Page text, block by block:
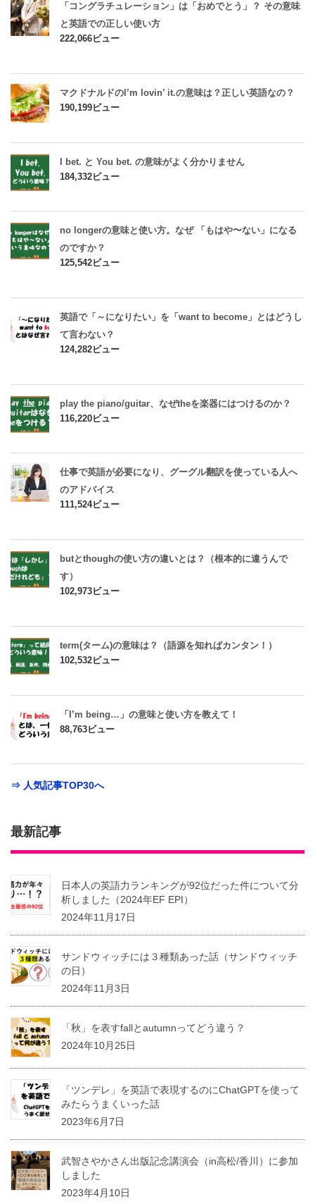
「コングラチュレーション」は「おめでとう」？ その意味
と英語での正しい使い方
222,066ビュー
マクドナルドのI’m lovin’ it.の意味は？正しい英語なの？
190,199ビュー
I bet. と You bet. の意味がよく分かりません
184,332ビュー
no longerの意味と使い方。なぜ 「もはや〜ない」になる
のですか？
125,542ビュー
英語で「～になりたい」を「want to become」とはどうし
て言わない？
124,282ビュー
play the piano/guitar、なぜtheを楽器にはつけるのか？
116,220ビュー
仕事で英語が必要になり、グーグル翻訳を使っている人へ
のアドバイス
111,524ビュー
butとthoughの使い方の違いとは？（根本的に違うんで
す）
102,973ビュー
term(ターム)の意味は？（語源を知ればカンタン！）
102,532ビュー
「I’m being…」の意味と使い方を教えて！
88,763ビュー
⇒ 人気記事TOP30へ
最新記事
日本人の英語力ランキングが92位だった件について分
析しました（2024年EF EPI）
2024年11月17日
サンドウィッチには３種類あった話（サンドウィッチ
の日）
2024年11月3日
「秋」を表すfallとautumnってどう違う？
2024年10月25日
「ツンデレ」を英語で表現するのにChatGPTを使って
みたらうまくいった話
2023年6月7日
武智さやかさん出版記念講演会（in高松/香川）に参加
しました
2023年4月10日